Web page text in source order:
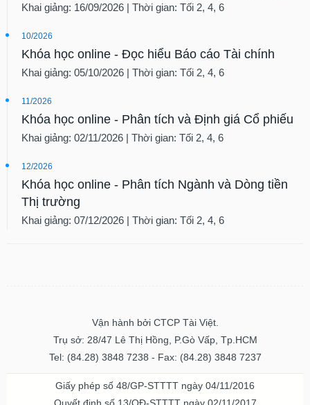
Khai giảng: 16/09/2026 | Thời gian: Tối 2, 4, 6
10/2026
Khóa học online - Đọc hiểu Báo cáo Tài chính
Khai giảng: 05/10/2026 | Thời gian: Tối 2, 4, 6
11/2026
Khóa học online - Phân tích và Định giá Cổ phiếu
Khai giảng: 02/11/2026 | Thời gian: Tối 2, 4, 6
12/2026
Khóa học online - Phân tích Ngành và Dòng tiền
Thị trường
Khai giảng: 07/12/2026 | Thời gian: Tối 2, 4, 6
Vận hành bởi CTCP Tài Việt.
Trụ sở: 28/47 Lê Thị Hồng, P.Gò Vấp, Tp.HCM
Tel: (84.28) 3848 7238 - Fax: (84.28) 3848 7237
Giấy phép số 48/GP-STTTT ngày 04/11/2016
Quyết định số 13/QĐ-STTTT ngày 02/11/2017